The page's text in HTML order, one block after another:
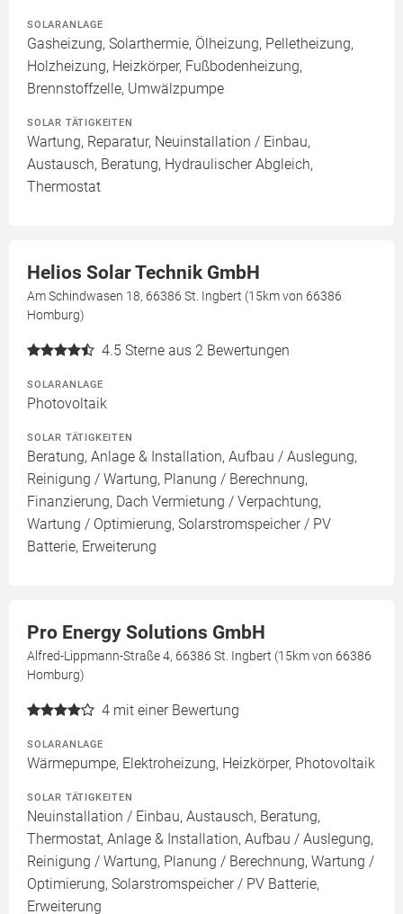
SOLARANLAGE
Gasheizung, Solarthermie, Ölheizung, Pelletheizung,
Holzheizung, Heizkörper, Fußbodenheizung,
Brennstoffzelle, Umwälzpumpe
SOLAR TÄTIGKEITEN
Wartung, Reparatur, Neuinstallation / Einbau,
Austausch, Beratung, Hydraulischer Abgleich,
Thermostat
Helios Solar Technik GmbH
Am Schindwasen 18, 66386 St. Ingbert (15km von 66386
Homburg)
4.5 Sterne aus 2 Bewertungen
SOLARANLAGE
Photovoltaik
SOLAR TÄTIGKEITEN
Beratung, Anlage & Installation, Aufbau / Auslegung,
Reinigung / Wartung, Planung / Berechnung,
Finanzierung, Dach Vermietung / Verpachtung,
Wartung / Optimierung, Solarstromspeicher / PV
Batterie, Erweiterung
Pro Energy Solutions GmbH
Alfred-Lippmann-Straße 4, 66386 St. Ingbert (15km von 66386
Homburg)
4 mit einer Bewertung
SOLARANLAGE
Wärmepumpe, Elektroheizung, Heizkörper, Photovoltaik
SOLAR TÄTIGKEITEN
Neuinstallation / Einbau, Austausch, Beratung,
Thermostat, Anlage & Installation, Aufbau / Auslegung,
Reinigung / Wartung, Planung / Berechnung, Wartung /
Optimierung, Solarstromspeicher / PV Batterie,
Erweiterung